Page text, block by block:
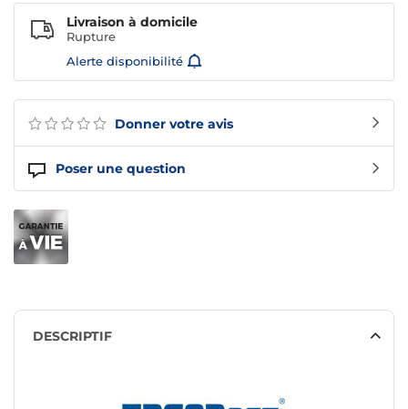
Donner votre avis
Poser une question
Livraison à domicile
Rupture
Alerte disponibilité
DESCRIPTIF